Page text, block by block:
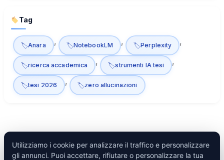
Tag
Anara , NotebookLM , Perplexity ,
ricerca accademica , strumenti IA tesi ,
tesi 2026 , zero allucinazioni
Utilizziamo i cookie per analizzare il traffico e personalizzare
gli annunci. Puoi accettare, rifiutare o personalizzare la tua